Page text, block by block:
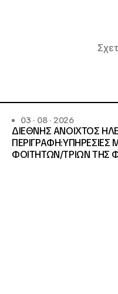
03 · 08 · 2026
ΔΙΕΘΝΗΣ ΑΝΟΙΧΤΟΣ
ΠΕΡΙΓΡΑΦΗ:ΥΠΗΡΕΣΙΕΣ
ΦΟΙΤΗΤΩΝ/ΤΡΙΩΝ ΤΗΣ